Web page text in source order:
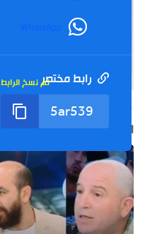
WhatsApp
رابط مختصرتم نسخ الرابط
الفيديو التالي